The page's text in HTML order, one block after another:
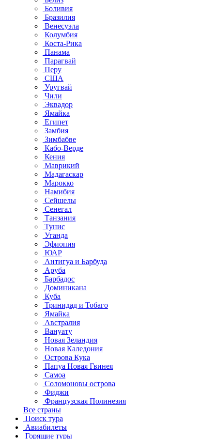
Боливия
Бразилия
Венесуэла
Колумбия
Коста-Рика
Панама
Парагвай
Перу
США
Уругвай
Чили
Эквадор
Ямайка
Египет
Замбия
Зимбабве
Кабо-Верде
Кения
Маврикий
Мадагаскар
Марокко
Намибия
Сейшелы
Сенегал
Танзания
Тунис
Уганда
Эфиопия
ЮАР
Антигуа и Барбуда
Аруба
Барбадос
Доминикана
Куба
Тринидад и Тобаго
Ямайка
Австралия
Вануату
Новая Зеландия
Новая Каледония
Острова Кука
Папуа Новая Гвинея
Самоа
Соломоновы острова
Фиджи
Французская Полинезия
Все страны
Поиск тура
Авиабилеты
Горящие туры